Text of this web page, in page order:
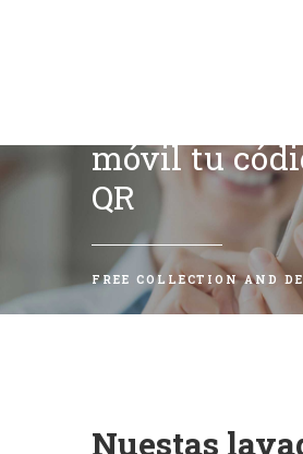
móvil tu
QR
FREE COLLECTION AND
Nuestas